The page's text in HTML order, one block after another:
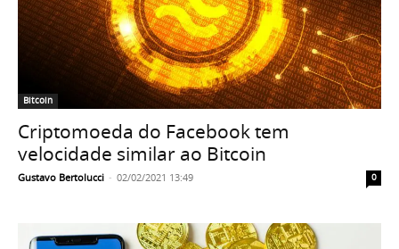
Bitcoin
Criptomoeda do Facebook tem
velocidade similar ao Bitcoin
Gustavo Bertolucci - 02/02/2021 13:49 0